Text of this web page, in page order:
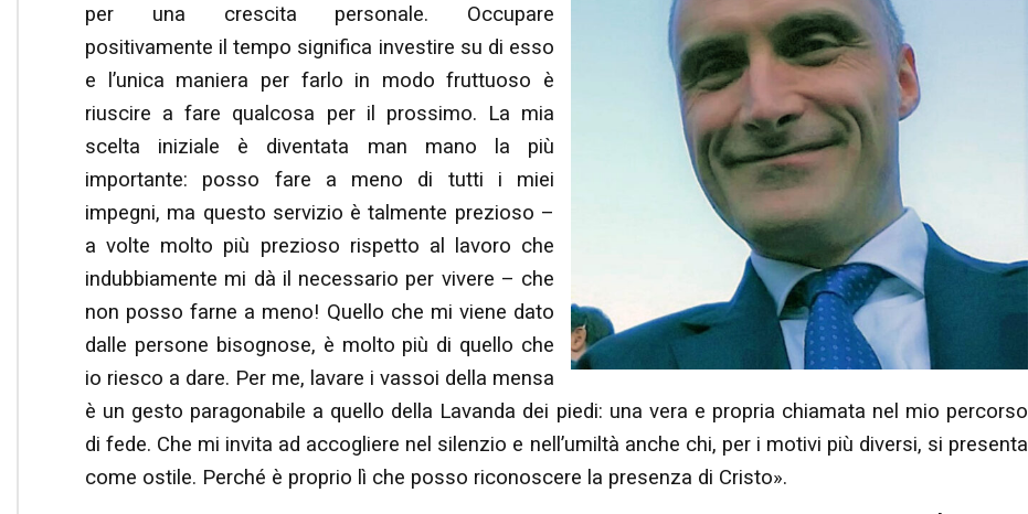
per una crescita personale. Occupare
positivamente il tempo significa investire su di esso
e l’unica maniera per farlo in modo fruttuoso è
riuscire a fare qualcosa per il prossimo. La mia
scelta iniziale è diventata man mano la più
importante: posso fare a meno di tutti i miei
impegni, ma questo servizio è talmente prezioso –
a volte molto più prezioso rispetto al lavoro che
indubbiamente mi dà il necessario per vivere – che
non posso farne a meno! Quello che mi viene dato
dalle persone bisognose, è molto più di quello che
io riesco a dare. Per me, lavare i vassoi della mensa
è un gesto paragonabile a quello della Lavanda dei piedi: una vera e propria chiamata nel mio percorso
di fede. Che mi invita ad accogliere nel silenzio e nell’umiltà anche chi, per i motivi più diversi, si presenta
come ostile. Perché è proprio lì che posso riconoscere la presenza di Cristo».